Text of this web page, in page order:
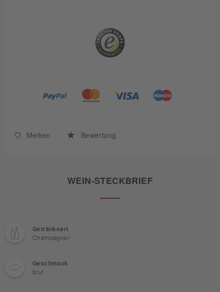
Merken Bewertung
WEIN-STECKBRIEF
Getränkeart
Champagner
Geschmack
brut